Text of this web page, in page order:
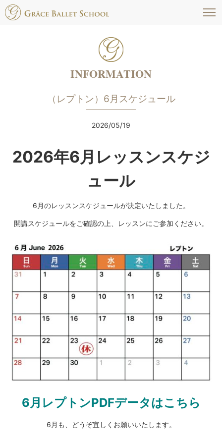
能を伸ばす、少人数制でレッスンをしていま
INFORMATION
（レプトン）6月スケジュール
2026/05/19
2026年6月レッスンスケジ
ュール
6月のレッスンスケジュールが決定いたしました。
開講スケジュールをご確認の上、レッスンにご参加ください。
6月レプトンPDFデータはこちら
6月も、どうぞ宜しくお願いいたします。